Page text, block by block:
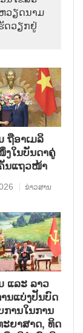
ວຽດ​ນາມ
ດ​ວຽກ​ຢູ່​
ຖື​ອາ​ເມ​ລິ​
ງ​ໃນ​ບັນ​ດາ​ຄູ່​
ນ​ແຖວ​ໜ້າ
ຂ່າວສານ
ແລະ ລາວ​
ນ​ແບ່​ງ​ປັນ​ບົດ​
ານ​ໃນ​ການ​
ຍາ​ສາດ, ທິດ​